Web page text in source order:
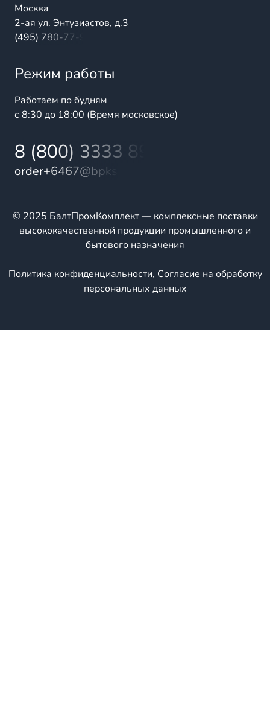
Москва
2-ая ул. Энтузиастов, д.3
(495) 780-77-98
Режим работы
Работаем по будням
с 8:30 до 18:00 (Время московское)
8 (800) 3333 899
order+6467@bpks.ru
© 2025 БалтПромКомплект — комплексные поставки
высококачественной продукции промышленного и
бытового назначения
Политика конфиденциальности, Согласие на обработку
персональных данных